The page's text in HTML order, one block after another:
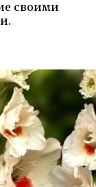
своими